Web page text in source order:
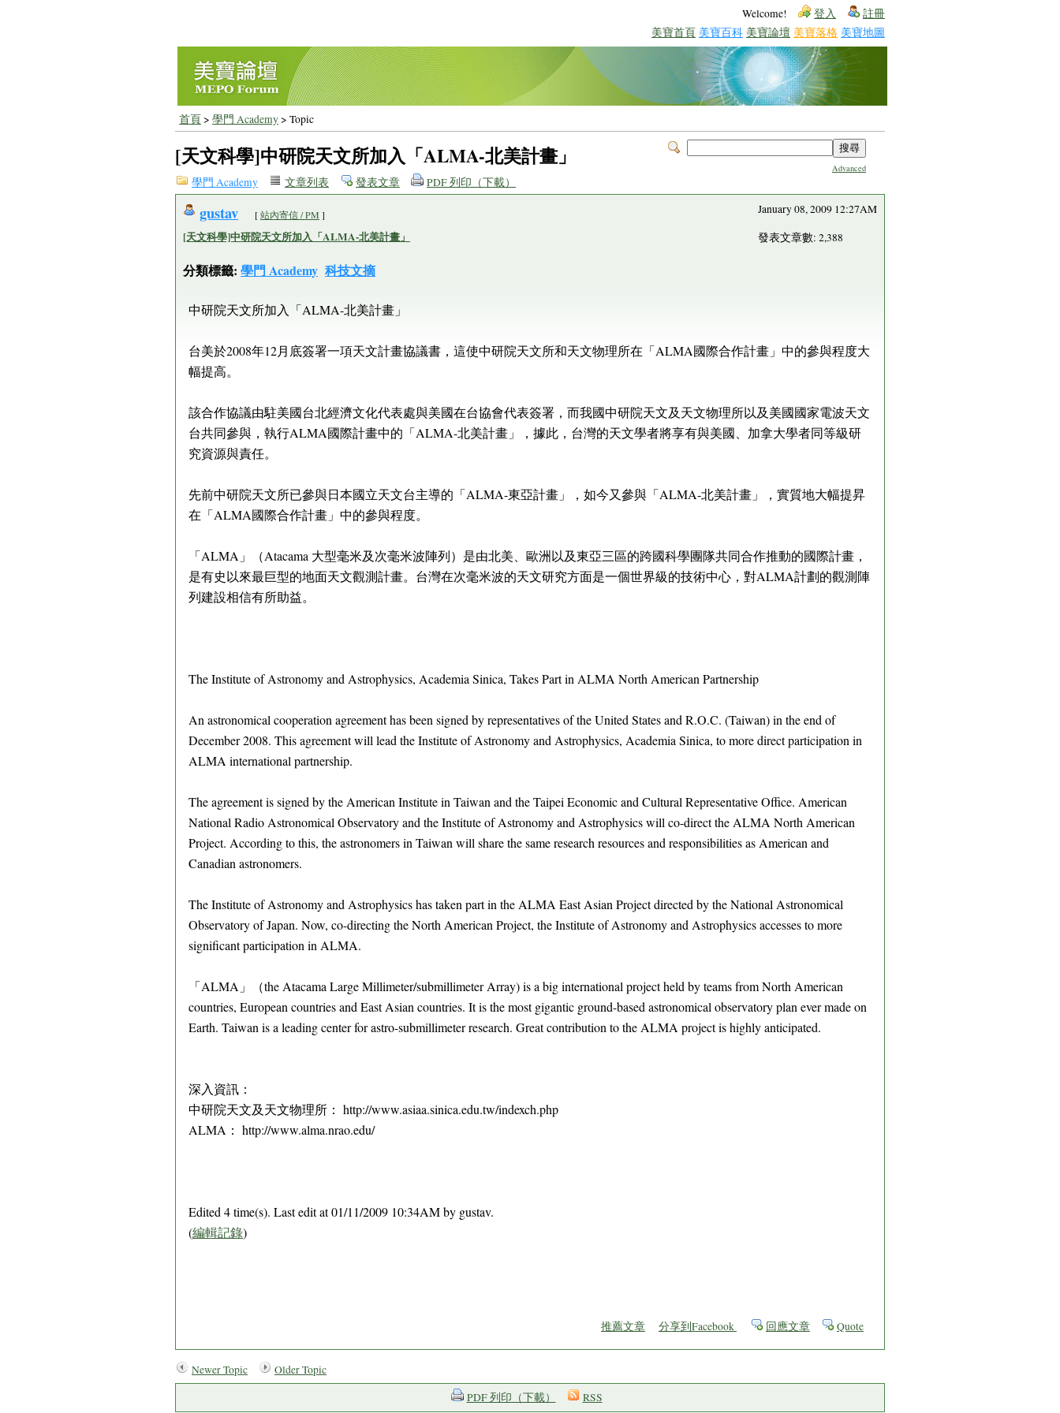
Welcome! 登入 註冊
美寶首頁 美寶百科 美寶論壇 美寶落格 美寶地圖
首頁> 學門 Academy> Topic
Advanced
[天文科學]中研院天文所加入「ALMA-北美計畫」
學門 Academy 文章列表 發表文章 PDF 列印（下載）
gustav [站內寄信 / PM ]
[天文科學]中研院天文所加入「ALMA-北美計畫」
分類標籤: 學門 Academy 科技文摘
January 08, 2009 12:27AM
發表文章數: 2,388
中研院天文所加入「ALMA-北美計畫」
台美於2008年12月底簽署一項天文計畫協議書，這使中研院天文所和天文物理所在「ALMA國際合作計畫」中的參與程度大
幅提高。
該合作協議由駐美國台北經濟文化代表處與美國在台協會代表簽署，而我國中研院天文及天文物理所以及美國國家電波天文
台共同參與，執行ALMA國際計畫中的「ALMA-北美計畫」，據此，台灣的天文學者將享有與美國、加拿大學者同等級研
究資源與責任。
先前中研院天文所已參與日本國立天文台主導的「ALMA-東亞計畫」，如今又參與「ALMA-北美計畫」，實質地大幅提昇
在「ALMA國際合作計畫」中的參與程度。
「ALMA」（Atacama 大型毫米及次毫米波陣列）是由北美、歐洲以及東亞三區的跨國科學團隊共同合作推動的國際計畫，
是有史以來最巨型的地面天文觀測計畫。台灣在次毫米波的天文研究方面是一個世界級的技術中心，對ALMA計劃的觀測陣
列建設相信有所助益。
The Institute of Astronomy and Astrophysics, Academia Sinica, Takes Part in ALMA North American Partnership
An astronomical cooperation agreement has been signed by representatives of the United States and R.O.C. (Taiwan) in the end of
December 2008. This agreement will lead the Institute of Astronomy and Astrophysics, Academia Sinica, to more direct participation in
ALMA international partnership.
The agreement is signed by the American Institute in Taiwan and the Taipei Economic and Cultural Representative Office. American
National Radio Astronomical Observatory and the Institute of Astronomy and Astrophysics will co-direct the ALMA North American
Project. According to this, the astronomers in Taiwan will share the same research resources and responsibilities as American and
Canadian astronomers.
The Institute of Astronomy and Astrophysics has taken part in the ALMA East Asian Project directed by the National Astronomical
Observatory of Japan. Now, co-directing the North American Project, the Institute of Astronomy and Astrophysics accesses to more
significant participation in ALMA.
「ALMA」（the Atacama Large Millimeter/submillimeter Array) is a big international project held by teams from North American
countries, European countries and East Asian countries. It is the most gigantic ground-based astronomical observatory plan ever made on
Earth. Taiwan is a leading center for astro-submillimeter research. Great contribution to the ALMA project is highly anticipated.
深入資訊：
中研院天文及天文物理所： http://www.asiaa.sinica.edu.tw/indexch.php
ALMA： http://www.alma.nrao.edu/
Edited 4 time(s). Last edit at 01/11/2009 10:34AM by gustav.
(編輯記錄)
推薦文章 分享到Facebook 回應文章 Quote
Newer Topic
Older Topic
PDF 列印（下載）
RSS